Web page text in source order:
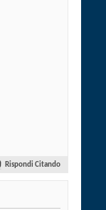
Rispondi Citando